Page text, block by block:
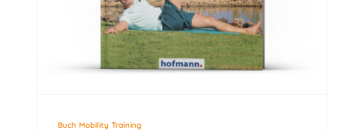
Buch Mobility Training